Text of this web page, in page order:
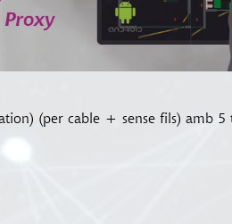
(per cable + sense fils) amb 5